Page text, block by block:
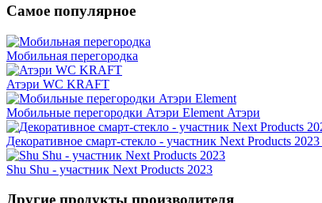
Самое популярное
Мобильная перегородка
Атэри WC KRAFT
Мобильные перегородки Атэри Element Атэри
Декоративное смарт-стекло - участник Next Products 2023
Shu Shu - участник Next Products 2023